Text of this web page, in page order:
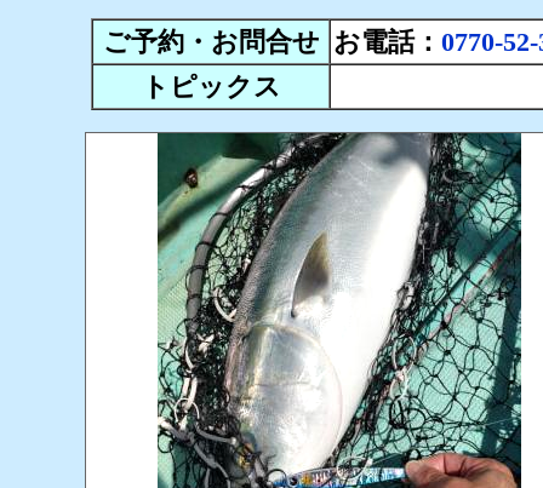
ご予約・お問合せ お電話： 0770-
トピックス